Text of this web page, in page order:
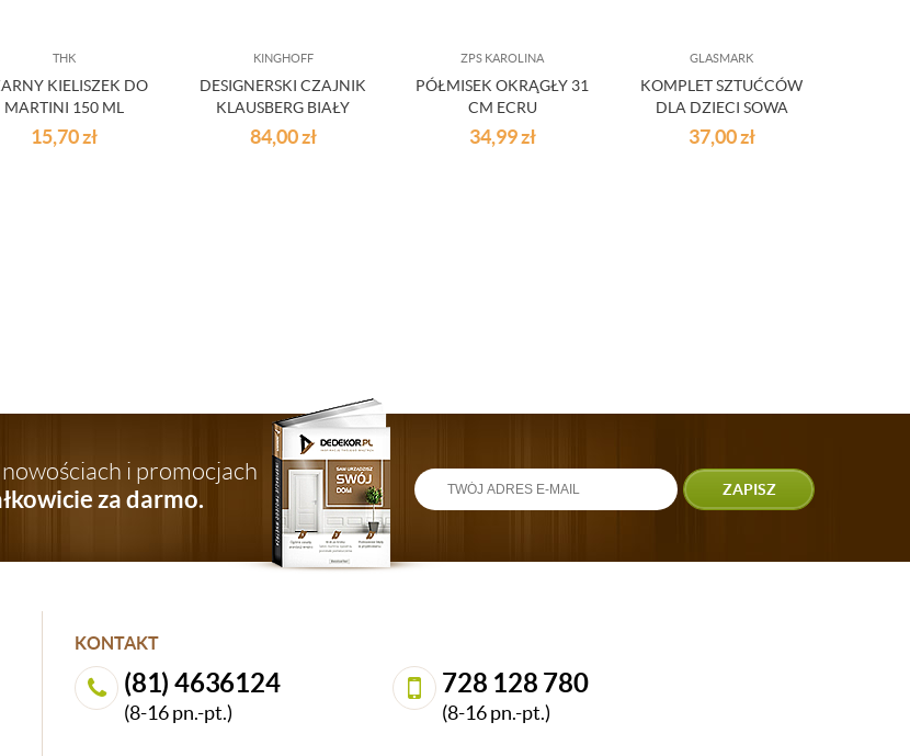
THK
KIELISZEK DO
MARTINI 150 ML
15,70zł
KINGHOFF
DESIGNERSKI CZAJNIK
KLAUSBERG BIAŁY
MARMUREK
84,00zł
ZPS KAROLINA
PÓŁMISEK OKRĄGŁY 31
CM ECRU
34,99zł
GLASMARK
KOMPLET SZTUĆCÓW
DLA DZIECI SOWA
37,00zł
i promocjach
za darmo. ZAPISZ
KONTAKT
(81) 4636124
(8-16 pn.-pt.)
728 128 780
(8-16 pn.-pt.)